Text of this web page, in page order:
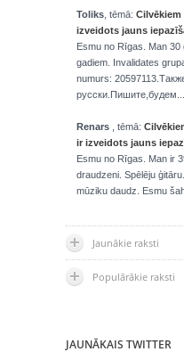
Toliks , tēmā: Cilvēkiem
izveidots jauns
Esmu no Rīgas. Man 30
gadiem. Invalidates
numurs:
русски.Пишите,будем...
Renars , tēmā:
ir izveidots jauns
Esmu no Rīgas. Man ir
draudzeni. Spēlēju
mūziku daudz. Esmu
Jaunākie raksti
Populārākie raksti
JAUNĀKAIS TWITTER